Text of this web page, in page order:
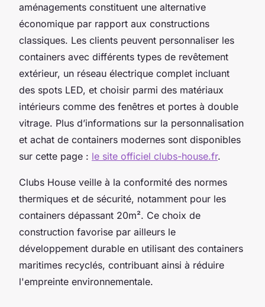
aménagements constituent une alternative
économique par rapport aux constructions
classiques. Les clients peuvent personnaliser les
containers avec différents types de revêtement
extérieur, un réseau électrique complet incluant
des spots LED, et choisir parmi des matériaux
intérieurs comme des fenêtres et portes à double
vitrage. Plus d’informations sur la personnalisation
et achat de containers modernes sont disponibles
sur cette page : le site officiel clubs-house.fr.
Clubs House veille à la conformité des normes
thermiques et de sécurité, notamment pour les
containers dépassant 20m². Ce choix de
construction favorise par ailleurs le
développement durable en utilisant des containers
maritimes recyclés, contribuant ainsi à réduire
l'empreinte environnementale.